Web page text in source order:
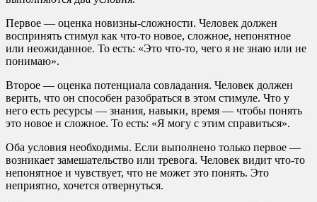
Первое — оценка новизны-сложности. Человек должен
воспринять стимул как что-то новое, сложное, непонятное
или неожиданное. То есть: «Это что-то, чего я не знаю или не
понимаю».
Второе — оценка потенциала совладания. Человек должен
верить, что он способен разобраться в этом стимуле. Что у
него есть ресурсы — знания, навыки, время — чтобы понять
это новое и сложное. То есть: «Я могу с этим справиться».
Оба условия необходимы. Если выполнено только первое —
возникает замешательство или тревога. Человек видит что-то
непонятное и чувствует, что не может это понять. Это
неприятно, хочется отвернуться.